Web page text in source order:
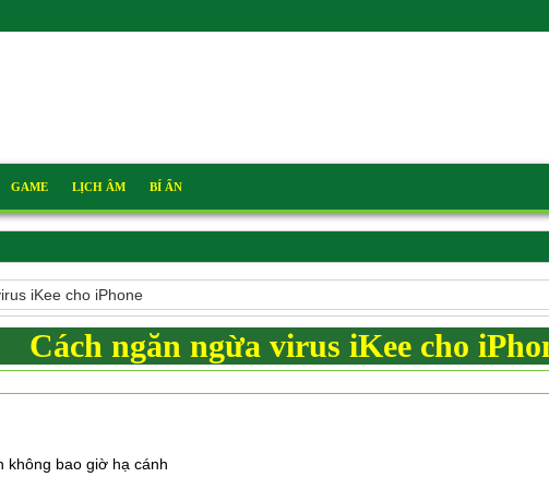
GAME LỊCH ÂM BÍ ẨN
iKee cho iPhone
Cách ngăn ngừa virus iKee cho
không bao giờ hạ cánh